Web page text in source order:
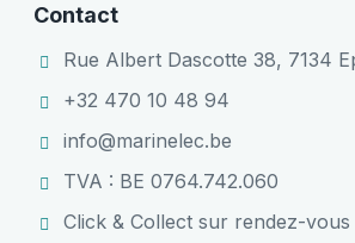
Contact
Rue Albert Dascotte 38, 7134
+32 470 10 48 94
info@marinelec.be
TVA : BE 0764.742.060
Click & Collect sur rendez-vous